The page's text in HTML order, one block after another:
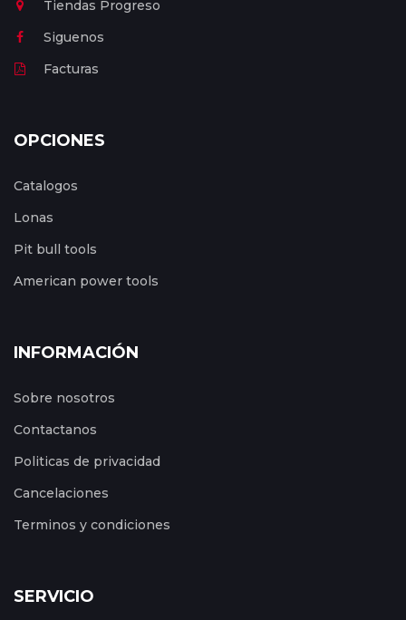
Tiendas Progreso
Siguenos
Facturas
OPCIONES
Catalogos
Lonas
Pit bull tools
American power tools
INFORMACIÓN
Sobre nosotros
Contactanos
Politicas de privacidad
Cancelaciones
Terminos y condiciones
SERVICIO